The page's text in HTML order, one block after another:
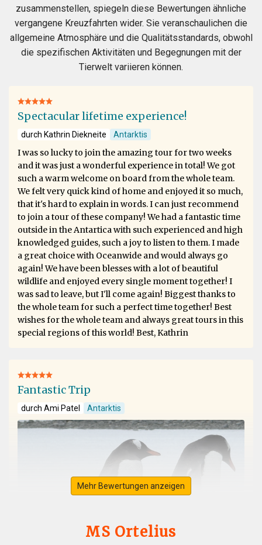
zusammenstellen, spiegeln diese Bewertungen ähnliche
vergangene Kreuzfahrten wider. Sie veranschaulichen die
allgemeine Atmosphäre und die Qualitätsstandards, obwohl
die spezifischen Aktivitäten und Begegnungen mit der
Tierwelt variieren können.
Spectacular lifetime experience!
durch Kathrin Diekneite Antarktis
I was so lucky to join the amazing tour for two weeks
and it was just a wonderful experience in total! We got
such a warm welcome on board from the whole team.
We felt very quick kind of home and enjoyed it so much,
that it's hard to explain in words. I can just recommend
to join a tour of these company! We had a fantastic time
outside in the Antartica with such experienced and high
knowledged guides, such a joy to listen to them. I made
a great choice with Oceanwide and would always go
again! We have been blesses with a lot of beautiful
wildlife and enjoyed every single moment together! I
was sad to leave, but I'll come again! Biggest thanks to
the whole team for such a perfect time together! Best
wishes for the whole team and always great tours in this
special regions of this world! Best, Kathrin
Fantastic Trip
durch Ami Patel Antarktis
Mehr Bewertungen anzeigen
MS Ortelius